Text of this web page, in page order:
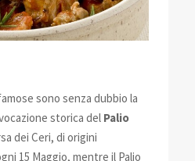
sono senza dubbio la
storica del Palio
dei Ceri, di origini
15 Maggio, mentre il Palio